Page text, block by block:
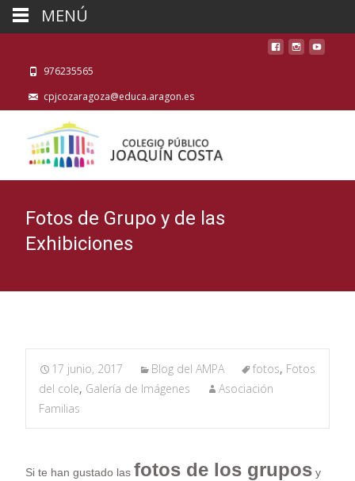
976235565
cpjcozaragoza@educa.aragon.es
Fotos de Grupo y de las
Exhibiciones
17 junio, 2017 Blog del AMPA fotos, Fotos
del cole, Galería de Imágenes
Asociación
Familias
Si te han gustado las fotos de los grupos y
MENÚ